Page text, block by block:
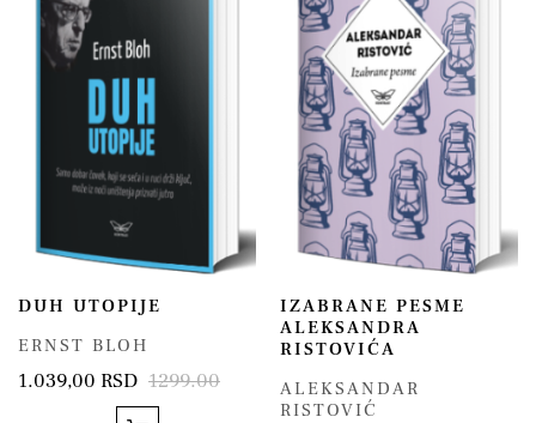
DUH UTOPIJE
ERNST BLOH
1.039,00 RSD 1299.00
IZABRANE PESME
ALEKSANDRA
RISTOVIĆA
ALEKSANDAR
RISTOVIĆ